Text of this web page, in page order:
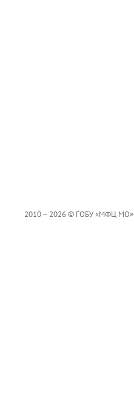
2010 – 2026 © ГОБУ «МФЦ МО»